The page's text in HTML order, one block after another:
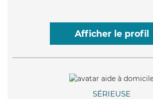
Afficher le profil
SÉRIEUSE